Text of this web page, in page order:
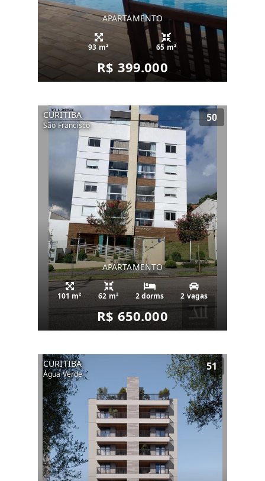
APARTAMENTO
93 m² 65 m²
R$ 399.000
CURITIBA
São Francisco
50
APARTAMENTO
101 m² 62 m² 2 dorms 2 vagas
R$ 650.000
CURITIBA
Água Verde
51